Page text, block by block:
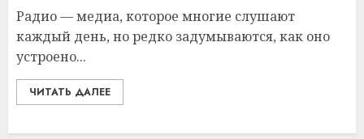
Радио — медиа, которое многие слушают
каждый день, но редко задумываются, как оно
устроено...
ЧИТАТЬ ДАЛЕЕ